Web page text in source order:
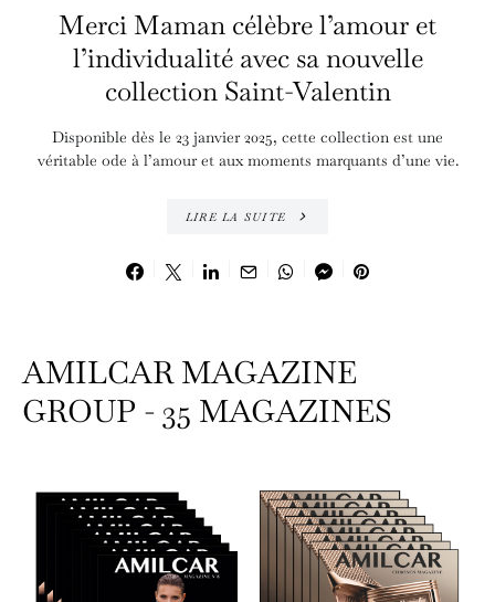
Merci Maman célèbre l’amour et
l’individualité avec sa nouvelle
collection Saint-Valentin
Disponible dès le 23 janvier 2025, cette collection est une
véritable ode à l’amour et aux moments marquants d’une vie.
LIRE LA SUITE
AMILCAR MAGAZINE
GROUP - 35 MAGAZINES